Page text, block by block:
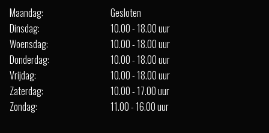
Maandag:
Gesloten
Dinsdag:
10.00 - 18.00 uur
Woensdag:
10.00 - 18.00 uur
Donderdag:
10.00 - 18.00 uur
Vrijdag:
10.00 - 18.00 uur
Zaterdag:
10.00 - 17.00 uur
Zondag:
11.00 - 16.00 uur